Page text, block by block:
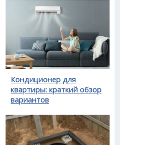
Кондиционер для
квартиры: краткий обзор
вариантов